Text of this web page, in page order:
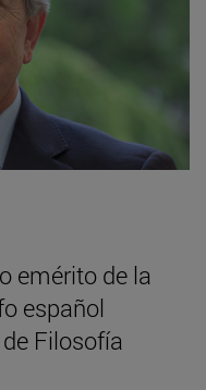
emérito de la
español
Filosofía